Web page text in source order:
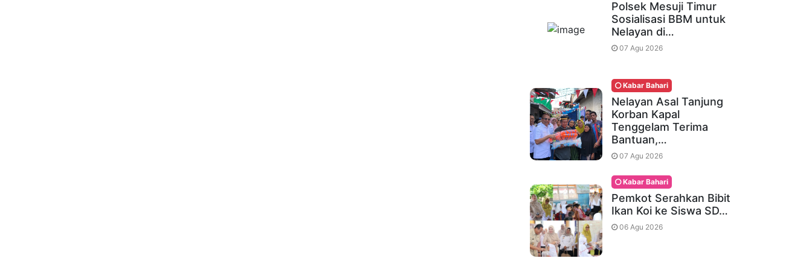
Polsek Mesuji Timur
Sosialisasi BBM untuk
Nelayan di…
07 Agu 2026
Kabar Bahari
Nelayan Asal Tanjung
Korban Kapal
Tenggelam Terima
Bantuan,…
07 Agu 2026
Kabar Bahari
Pemkot Serahkan Bibit
Ikan Koi ke Siswa SD…
06 Agu 2026